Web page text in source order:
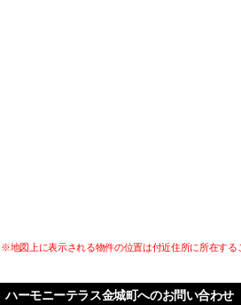
※地図上に表示される物件の位置は付近住所に所在する
ハーモニーテラス金城町へのお問い合わせ